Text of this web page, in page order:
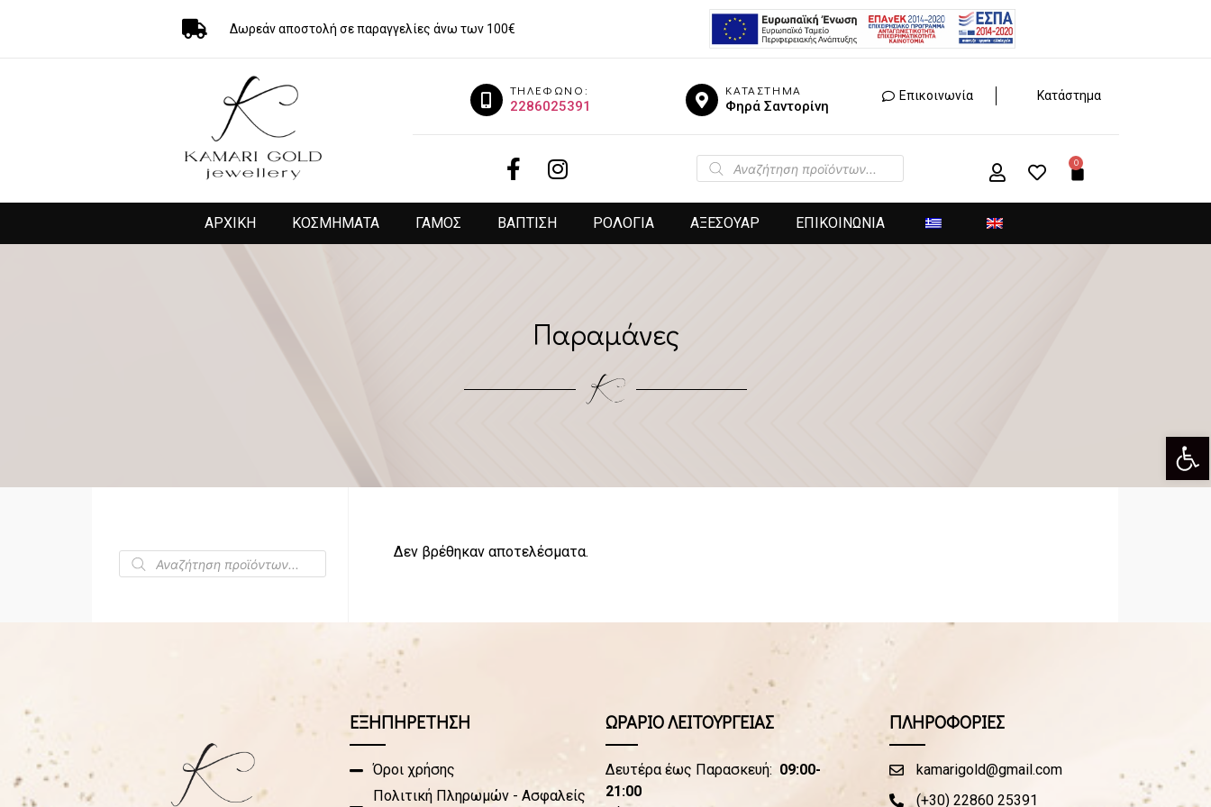
Δωρεάν αποστολή σε παραγγελίες άνω των 100€
ΤΗΛΕΦΩΝΟ:
2286025391
ΚΑΤΑΣΤΗΜΑ
Φηρά Σαντορίνη
Επικοινωνία Κατάστημα
ΑΡΧΙΚΗ ΚΟΣΜΗΜΑΤΑ ΓΑΜΟΣ ΒΑΠΤΙΣΗ ΡΟΛΟΓΙΑ ΑΞΕΣΟΥΑΡ ΕΠΙΚΟΙΝΩΝΙΑ
Παραμάνες
Δεν βρέθηκαν αποτελέσματα.
ΕΞΗΠΗΡΕΤΗΣΗ
Όροι χρήσης
Πολιτική Πληρωμών - Ασφαλείς
ΩΡΑΡΙΟ ΛΕΙΤΟΥΡΓΕΙΑΣ
Δευτέρα έως Παρασκευή: 09:00-
21:00
ΠΛΗΡΟΦΟΡΙΕΣ
kamarigold@gmail.com
(+30) 22860 25391